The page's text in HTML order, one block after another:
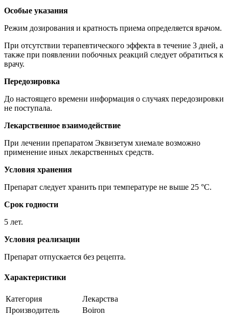
Особые указания
Режим дозирования и кратность приема определяется врачом.
При отсутствии терапевтического эффекта в течение 3 дней, а
также при появлении побочных реакций следует обратиться к
врачу.
Передозировка
До настоящего времени информация о случаях передозировки
не поступала.
Лекарственное взаимодействие
При лечении препаратом Эквизетум хиемале возможно
применение иных лекарственных средств.
Условия хранения
Препарат следует хранить при температуре не выше 25 °C.
Срок годности
5 лет.
Условия реализации
Препарат отпускается без рецепта.
Характеристики
Категория
Лекарства
Производитель
Boiron